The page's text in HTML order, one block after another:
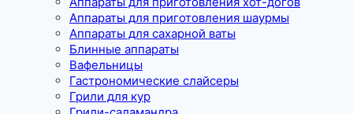
Аппараты для приготовления шаурмы
Аппараты для сахарной ваты
Блинные аппараты
Вафельницы
Гастрономические слайсеры
Грили для кур